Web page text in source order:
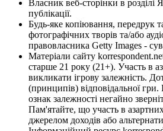
Власник веб-сторінки в розділі
публікації.
Будь-яке копіювання, передрук
фотографічних творів та/або
правовласника Getty Images -
Матеріали сайту
старше 21 року (21+). Участь в
викликати ігрову залежність.
(принципів) відповідальної
ознак залежності негайно
Пам'ятайте, що участь в
джерелом доходів або